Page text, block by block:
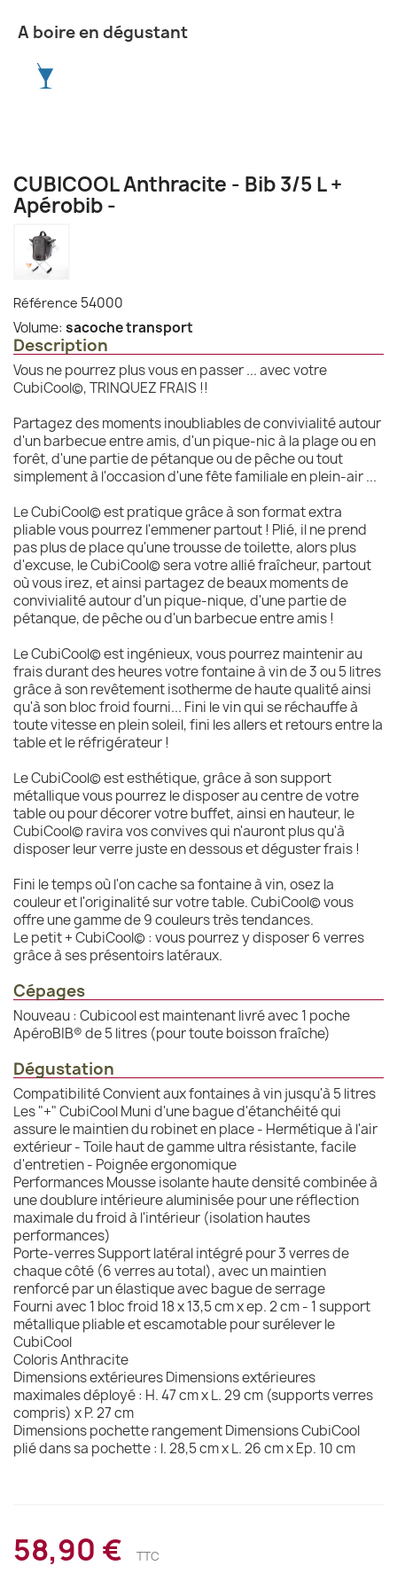
A boire en dégustant
CUBICOOL Anthracite - Bib 3/5 L +
Apérobib -
Référence 54000
Volume: sacoche transport
Description
Vous ne pourrez plus vous en passer ... avec votre
CubiCool©, TRINQUEZ FRAIS !!
Partagez des moments inoubliables de convivialité autour
d'un barbecue entre amis, d'un pique-nic à la plage ou en
forêt, d'une partie de pétanque ou de pêche ou tout
simplement à l'occasion d'une fête familiale en plein-air ...
Le CubiCool© est pratique grâce à son format extra
pliable vous pourrez l'emmener partout ! Plié, il ne prend
pas plus de place qu'une trousse de toilette, alors plus
d'excuse, le CubiCool© sera votre allié fraîcheur, partout
où vous irez, et ainsi partagez de beaux moments de
convivialité autour d'un pique-nique, d'une partie de
pétanque, de pêche ou d'un barbecue entre amis !
Le CubiCool© est ingénieux, vous pourrez maintenir au
frais durant des heures votre fontaine à vin de 3 ou 5 litres
grâce à son revêtement isotherme de haute qualité ainsi
qu'à son bloc froid fourni... Fini le vin qui se réchauffe à
toute vitesse en plein soleil, fini les allers et retours entre la
table et le réfrigérateur !
Le CubiCool© est esthétique, grâce à son support
métallique vous pourrez le disposer au centre de votre
table ou pour décorer votre buffet, ainsi en hauteur, le
CubiCool© ravira vos convives qui n'auront plus qu'à
disposer leur verre juste en dessous et déguster frais !
Fini le temps où l'on cache sa fontaine à vin, osez la
couleur et l'originalité sur votre table. CubiCool© vous
offre une gamme de 9 couleurs très tendances.
Le petit + CubiCool© : vous pourrez y disposer 6 verres
grâce à ses présentoirs latéraux.
Cépages
Nouveau : Cubicool est maintenant livré avec 1 poche
ApéroBIB® de 5 litres (pour toute boisson fraîche)
Dégustation
Compatibilité Convient aux fontaines à vin jusqu'à 5 litres
Les "+" CubiCool Muni d'une bague d'étanchéité qui
assure le maintien du robinet en place - Hermétique à l'air
extérieur - Toile haut de gamme ultra résistante, facile
d'entretien - Poignée ergonomique
Performances Mousse isolante haute densité combinée à
une doublure intérieure aluminisée pour une réflection
maximale du froid à l'intérieur (isolation hautes
performances)
Porte-verres Support latéral intégré pour 3 verres de
chaque côté (6 verres au total), avec un maintien
renforcé par un élastique avec bague de serrage
Fourni avec 1 bloc froid 18 x 13,5 cm x ep. 2 cm - 1 support
métallique pliable et escamotable pour surélever le
CubiCool
Coloris Anthracite
Dimensions extérieures Dimensions extérieures
maximales déployé : H. 47 cm x L. 29 cm (supports verres
compris) x P. 27 cm
Dimensions pochette rangement Dimensions CubiCool
plié dans sa pochette : l. 28,5 cm x L. 26 cm x Ep. 10 cm
58,90 € TTC